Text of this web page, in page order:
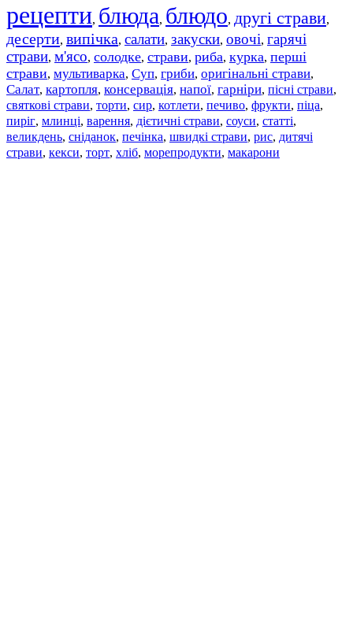
рецепти, блюда, блюдо, другі страви,
десерти, випічка, салати, закуски, овочі, гарячі
страви, м'ясо, солодке, страви, риба, курка, перші
страви, мультиварка, Суп, гриби, оригінальні страви,
Салат, картопля, консервація, напої, гарніри, пісні страви,
святкові страви, торти, сир, котлети, печиво, фрукти, піца,
пиріг, млинці, варення, дієтичні страви, соуси, статті,
великдень, сніданок, печінка, швидкі страви, рис, дитячі
страви, кекси, торт, хліб, морепродукти, макарони